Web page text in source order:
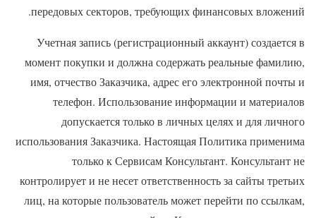
передовых секторов, требующих финансовых вложений.
Учетная запись (регистрационный аккаунт) создается в
момент покупки и должна содержать реальные фамилию,
имя, отчество Заказчика, адрес его электронной почты и
телефон. Использование информации и материалов
допускается только в личных целях и для личного
использования Заказчика. Настоящая Политика применима
только к Сервисам Консультант. Консультант не
контролирует и не несет ответственность за сайты третьих
лиц, на которые пользователь может перейти по ссылкам,